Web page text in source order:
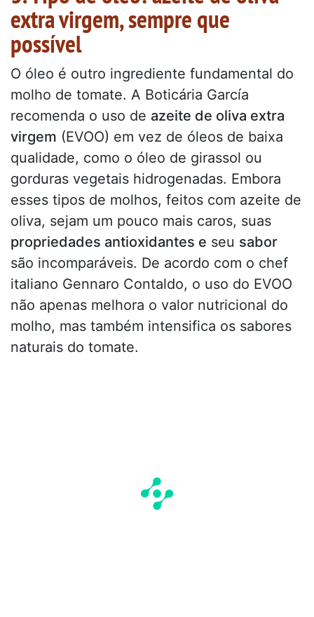
extra virgem, sempre que
possível
O óleo é outro ingrediente fundamental do
molho de tomate. A Boticária García
recomenda o uso de azeite de oliva extra
virgem (EVOO) em vez de óleos de baixa
qualidade, como o óleo de girassol ou
gorduras vegetais hidrogenadas. Embora
esses tipos de molhos, feitos com azeite de
oliva, sejam um pouco mais caros, suas
propriedades antioxidantes e seu sabor
são incomparáveis. De acordo com o chef
italiano Gennaro Contaldo, o uso do EVOO
não apenas melhora o valor nutricional do
molho, mas também intensifica os sabores
naturais do tomate.